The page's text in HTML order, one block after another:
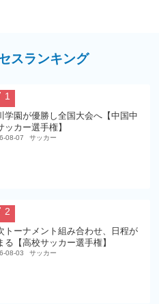
スランキング
1
学園が優勝し全国大会へ【中国中
ッカー選手権】
08-07 サッカー
2
トーナメント組み合わせ、日程が
る【高校サッカー選手権】
08-03 サッカー